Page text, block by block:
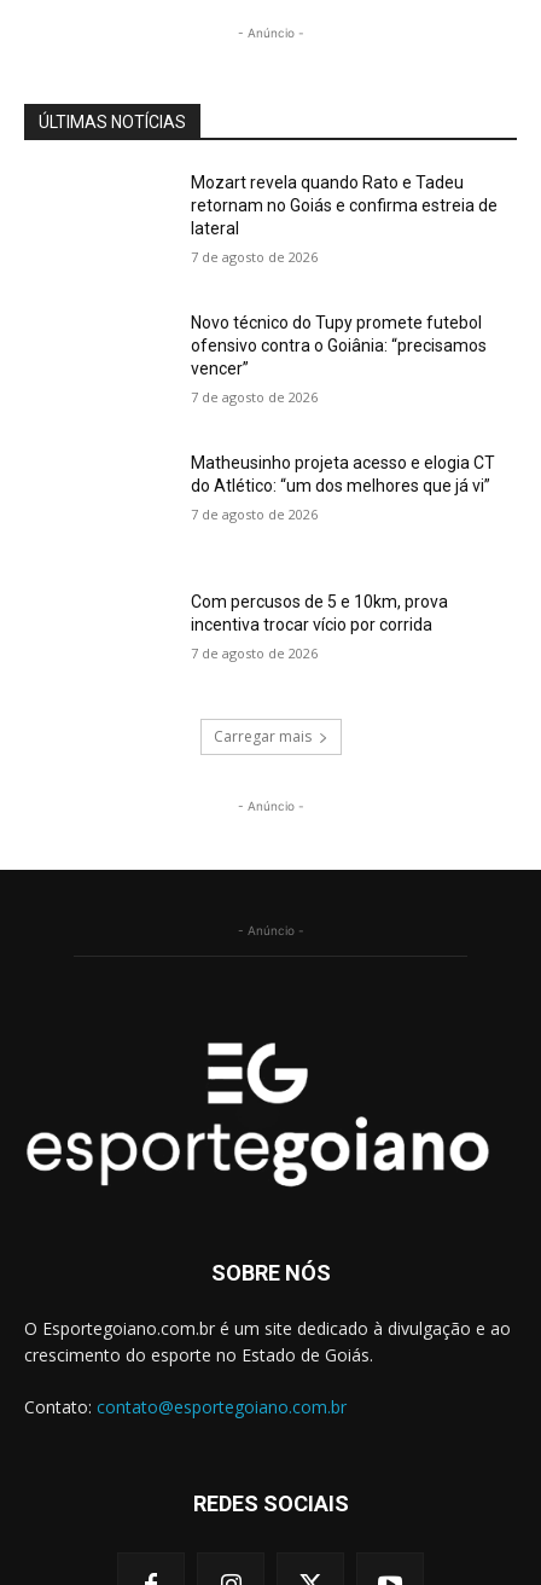
- Anúncio -
ÚLTIMAS NOTÍCIAS
Mozart revela quando Rato e Tadeu
retornam no Goiás e confirma estreia de
lateral
7 de agosto de 2026
Novo técnico do Tupy promete futebol
ofensivo contra o Goiânia: “precisamos
vencer”
7 de agosto de 2026
Matheusinho projeta acesso e elogia CT
do Atlético: “um dos melhores que já vi”
7 de agosto de 2026
Com percusos de 5 e 10km, prova
incentiva trocar vício por corrida
7 de agosto de 2026
Carregar mais
- Anúncio -
- Anúncio -
SOBRE NÓS
O Esportegoiano.com.br é um site dedicado à divulgação e ao
crescimento do esporte no Estado de Goiás.
Contato: contato@esportegoiano.com.br
REDES SOCIAIS